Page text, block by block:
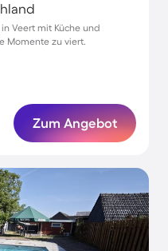
Veert mit Küche und
Momente zu viert.
Zum Angebot